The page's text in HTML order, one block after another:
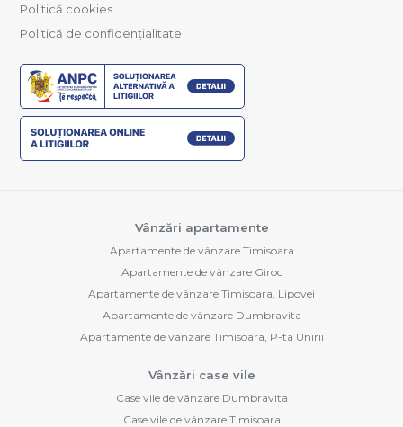
Politică cookies
Politică de confidențialitate
Vânzări apartamente
Apartamente de vânzare Timisoara
Apartamente de vânzare Giroc
Apartamente de vânzare Timisoara, Lipovei
Apartamente de vânzare Dumbravita
Apartamente de vânzare Timisoara, P-ta Unirii
Vânzări case vile
Case vile de vânzare Dumbravita
Case vile de vânzare Timisoara